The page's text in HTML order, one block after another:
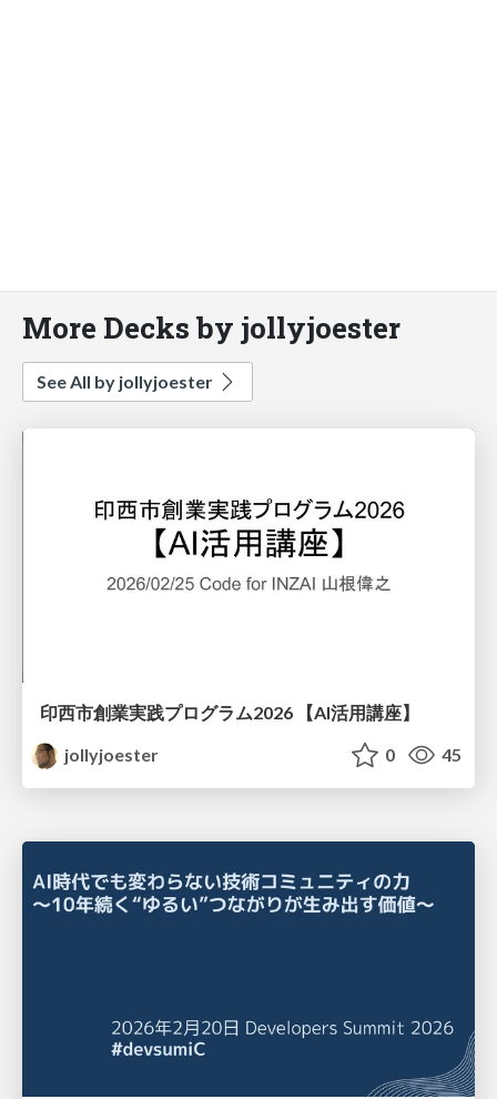
More Decks by jollyjoester
See All by jollyjoester
印西市創業実践プログラム2026 【AI活用講座】
jollyjoester
0 45